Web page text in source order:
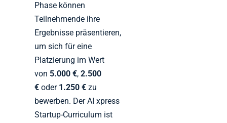
Phase können
Teilnehmende ihre
Ergebnisse präsentieren,
um sich für eine
Platzierung im Wert
von5.000 €, 2.500
€ oder 1.250 € zu
bewerben. Der AI xpress
Startup-Curriculum ist